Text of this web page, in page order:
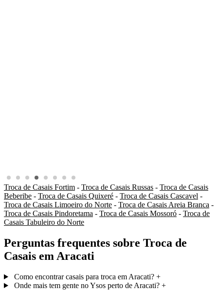
Troca de Casais Fortim - Troca de Casais Russas - Troca de Casais
Beberibe - Troca de Casais Quixeré - Troca de Casais Cascavel -
Troca de Casais Limoeiro do Norte - Troca de Casais Areia Branca -
Troca de Casais Pindoretama - Troca de Casais Mossoró - Troca de
Casais Tabuleiro do Norte
Perguntas frequentes sobre Troca de
Casais em Aracati
Como encontrar casais para troca em Aracati? +
Onde mais tem gente no Ysos perto de Aracati? +